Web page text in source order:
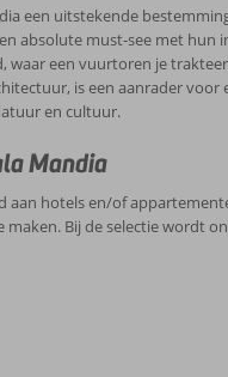
een uitstekende
absolute must-see met
een vuurtoren je
is een aanrader
en cultuur.
Mandia
aan hotels en/of
Bij de selectie wordt